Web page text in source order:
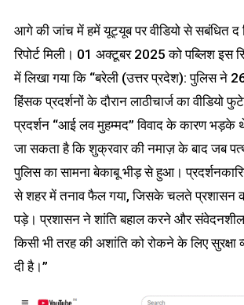
आगे की जांच में हमें यूट्यूब पर वीडियो से सबंधित द
रिपोर्ट मिली। 01 अक्टूबर 2025 को पब्लिश इस
में लिखा गया कि “बरेली (उत्तर प्रदेश): पुलिस ने
हिंसक प्रदर्शनों के दौरान लाठीचार्ज का वीडियो
प्रदर्शन “आई लव मुहम्मद” विवाद के कारण भड़के
जा सकता है कि शुक्रवार की नमाज़ के बाद जब
पुलिस का सामना बेकाबू भीड़ से हुआ।
से शहर में तनाव फैल गया, जिसके चलते प्रशासन
पड़े। प्रशासन ने शांति बहाल करने और
किसी भी तरह की अशांति को रोकने के लिए
दी है।”